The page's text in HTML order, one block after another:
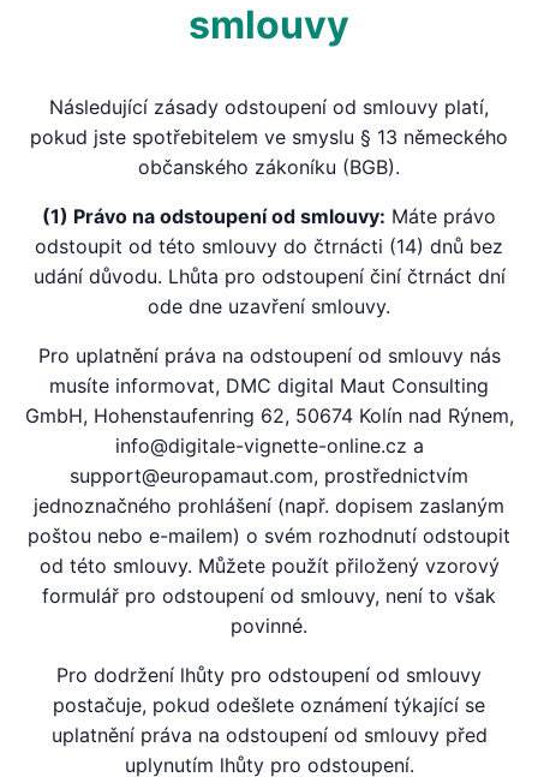
smlouvy
Následující zásady odstoupení od smlouvy platí,
pokud jste spotřebitelem ve smyslu § 13 německého
občanského zákoníku (BGB).
(1) Právo na odstoupení od smlouvy: Máte právo
odstoupit od této smlouvy do čtrnácti (14) dnů bez
udání důvodu. Lhůta pro odstoupení činí čtrnáct dní
ode dne uzavření smlouvy.
Pro uplatnění práva na odstoupení od smlouvy nás
musíte informovat, DMC digital Maut Consulting
GmbH, Hohenstaufenring 62, 50674 Kolín nad Rýnem,
info@digitale-vignette-online.cz a
support@europamaut.com, prostřednictvím
jednoznačného prohlášení (např. dopisem zaslaným
poštou nebo e-mailem) o svém rozhodnutí odstoupit
od této smlouvy. Můžete použít přiložený vzorový
formulář pro odstoupení od smlouvy, není to však
povinné.
Pro dodržení lhůty pro odstoupení od smlouvy
postačuje, pokud odešlete oznámení týkající se
uplatnění práva na odstoupení od smlouvy před
uplynutím lhůty pro odstoupení.